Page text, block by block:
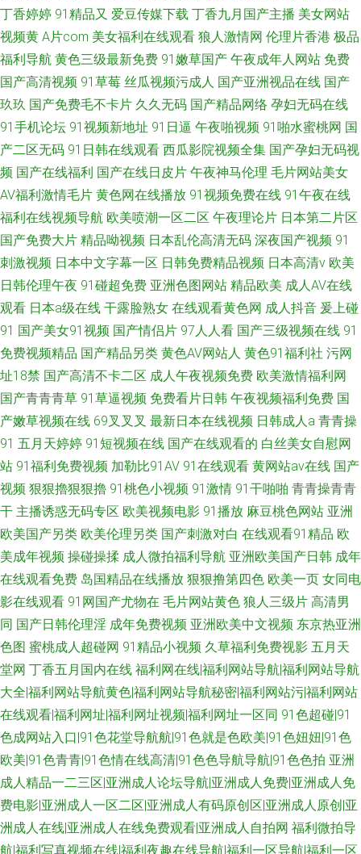
丁香婷婷 91精品又 爱豆传媒下载 丁香九月国产主播 美女网站
视频黄 A片com 美女福利在线观看 狼人激情网 伦理片香港 极品
福利导航 黄色三级最新免费 91嫩草国产 午夜成年人网站 免费
国产高清视频 91草莓 丝瓜视频污成人 国产亚洲视品在线 国产
玖玖 国产免费毛不卡片 久久无码 国产精品网络 孕妇无码在线
91手机论坛 91视频新地址 91日逼 午夜啪视频 91啪水蜜桃网 国
产二区无码 91日韩在线观看 西瓜影院视频全集 国产孕妇无码视
频 国产在线福利 国产在线日皮片 午夜神马伦理 毛片网站美女
AV福利激情毛片 黄色网在线播放 91视频免费在线 91午夜在线
福利在线视频导航 欧美喷潮一区二区 午夜理论片 日本第二片区
国产免费大片 精品呦视频 日本乱伦高清无码 深夜国产视频 91
刺激视频 日本中文字幕一区 日韩免费精品视频 日本高清v 欧美
日韩伦理午夜 91碰超免费 亚洲色图网站 精品欧美 成人AV在线
观看 日本a级在线 干露脸熟女 在线观看黄色网 成人抖音 爰上碰
91 国产美女91视频 国产情侣片 97人人看 国产三级视频在线 91
免费视频精品 国产精品另类 黄色AV网站人 黄色91福利社 污网
址18禁 国产高清不卡二区 成人午夜视频免费 欧美激情福利网
国产青青青草 91草逼视频 免费看片日韩 午夜视频福利免费 国
产嫩草视频在线 69叉叉叉 最新日本在线视频 日韩成人a 青青操
91 五月天婷婷 91短视频在线 国产在线观看的 白丝美女自慰网
站 91福利免费视频 加勒比91AV 91在线观看 黄网站av在线 国产
视频 狠狠擼狠狠擼 91桃色小视频 91激情 91干啪啪 青青操青青
干 主播诱惑无码专区 欧美视频电影 91播放 麻豆桃色网站 亚洲
欧美国产另类 欧美伦理另类 国产刺激对白 在线观看91精品 欧
美成年视频 操碰操揉 成人微拍福利导航 亚洲欧美国产日韩 成年
在线观看免费 岛国精品在线播放 狠狠撸第四色 欧美一页 女同电
影在线观看 91网国产尤物在 毛片网站黄色 狼人三级片 高清男
同 国产日韩伦理淫 成年免费视频 亚洲欧美中文视频 东京热亚洲
色图 蜜桃成人超碰网 91精品小视频 久草福利免费视影 五月天
堂网 丁香五月国内在线 福利网在线|福利网站导航|福利网站导航
大全|福利网站导航黄色|福利网站导航秘密|福利网站污|福利网站
在线观看|福利网址|福利网址视频|福利网址一区同 91色超碰|91
色成网站入口|91色花堂导航航|91色就是色欧美|91色妞妞|91色
欧美|91色青青|91色情在线高清|91色色导航导航|91色色拍 亚洲
成人精品一二三区|亚洲成人论坛导航|亚洲成人免费|亚洲成人免
费电影|亚洲成人一区二区|亚洲成人有码原创区|亚洲成人原创|亚
洲成人在线|亚洲成人在线免费观看|亚洲成人自拍网 福利微拍导
航|福利写真视频在线|福利夜趣在线导航|福利一区导航|福利一区